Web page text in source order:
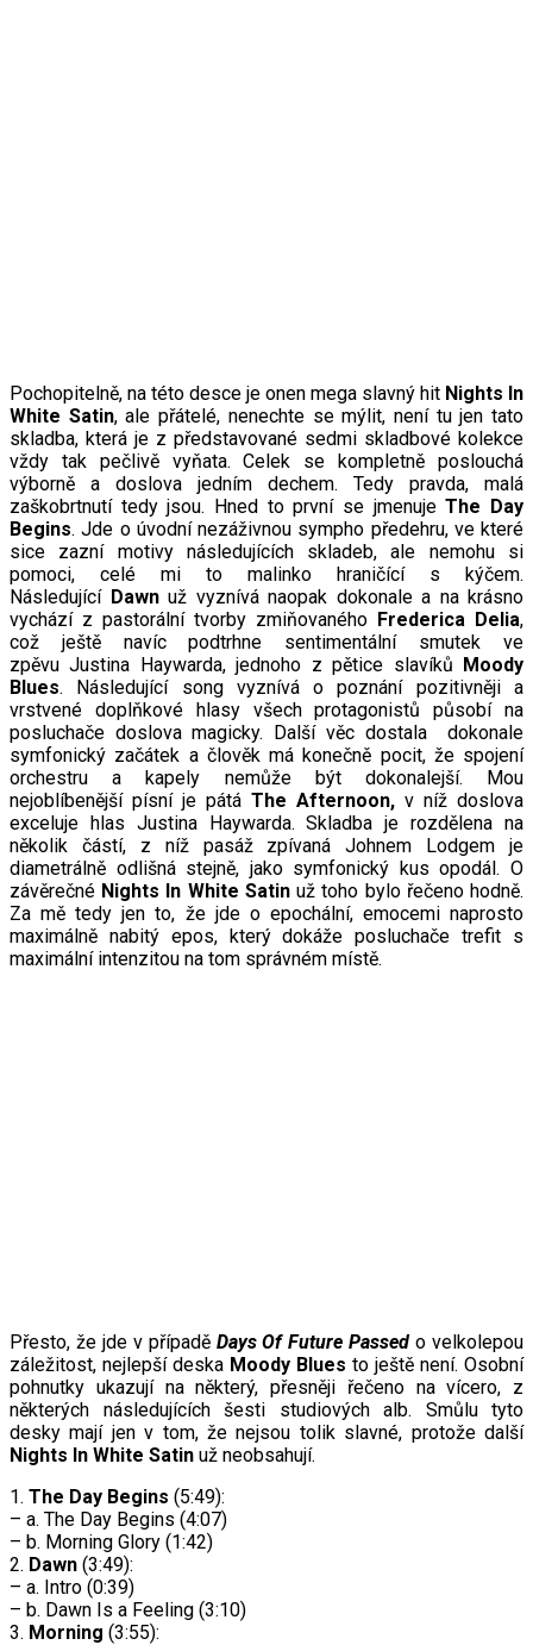
Pochopitelně, na této desce je onen mega slavný hit Nights In
White Satin, ale přátelé, nenechte se mýlit, není tu jen tato
skladba, která je z představované sedmi skladbové kolekce
vždy tak pečlivě vyňata. Celek se kompletně poslouchá
výborně a doslova jedním dechem. Tedy pravda, malá
zaškobrtnutí tedy jsou. Hned to první se jmenujeThe Day
Begins. Jde o úvodní nezáživnou sympho předehru, ve které
sice zazní motivy následujících skladeb, ale nemohu si
pomoci, celé mi to malinko hraničící s kýčem.
Následující Dawnuž vyznívá naopak dokonale a na krásno
vychází z pastorální tvorby zmiňovaného Frederica Delia,
což ještě navíc podtrhne sentimentální smutek ve
zpěvuJustina Haywarda, jednoho z pětice slavíků Moody
Blues. Následující song vyznívá o poznání pozitivněji a
vrstvené doplňkové hlasy všech protagonistů působí na
posluchače doslova magicky. Další věc dostala dokonale
symfonický začátek a člověk má konečně pocit, že spojení
orchestru a kapely nemůže být dokonalejší. Mou
nejoblíbenější písní je pátá The Afternoon, v níž doslova
exceluje hlas Justina Haywarda. Skladba je rozdělena na
několik částí, z níž pasáž zpívaná Johnem Lodgem je
diametrálně odlišná stejně, jako symfonický kus opodál. O
závěrečné Nights In White Satinuž toho bylo řečeno hodně.
Za mě tedy jen to, že jde o epochální, emocemi naprosto
maximálně nabitý epos, který dokáže posluchače trefit s
maximální intenzitou na tom správném místě.
Přesto, že jde v případě Days Of Future Passed o velkolepou
záležitost, nejlepší deska Moody Blues to ještě není. Osobní
pohnutky ukazují na některý, přesněji řečeno na vícero, z
některých následujících šesti studiových alb. Smůlu tyto
desky mají jen v tom, že nejsou tolik slavné, protože další
Nights In White Satin už neobsahují.
1. The Day Begins (5:49):
– a. The Day Begins (4:07)
– b. Morning Glory (1:42)
2. Dawn (3:49):
– a. Intro (0:39)
– b. Dawn Is a Feeling (3:10)
3. Morning (3:55):